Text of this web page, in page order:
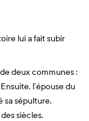
lui a fait subir
deux communes :
l’épouse du
sa sépulture,
siècles.